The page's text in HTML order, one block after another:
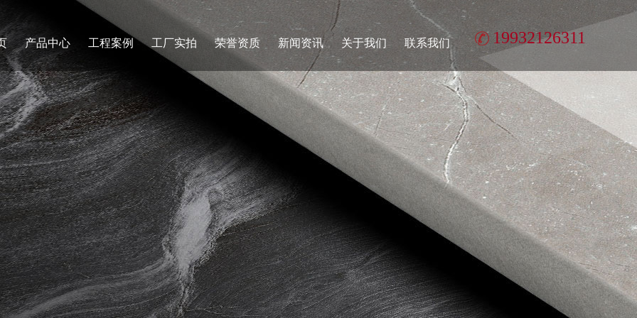
产品中心 工程案例 工厂实拍 荣誉资质 新闻资讯 关于我们 联系我们 19932126311